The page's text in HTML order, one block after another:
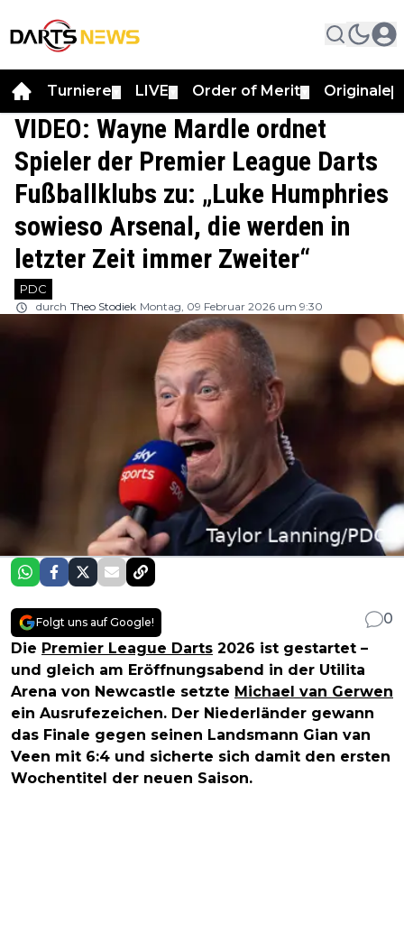
Turniere LIVE Order of Merit Originale
VIDEO: Wayne Mardle ordnet
Spieler der Premier League Darts
Fußballklubs zu: „Luke Humphries
sowieso Arsenal, die werden in
letzter Zeit immer Zweiter“
PDC
durch Theo Stodiek Montag, 09 Februar 2026 um 9:30
Folgt uns auf Google!
0
Die Premier League Darts 2026 ist gestartet –
und gleich am Eröffnungsabend in der Utilita
Arena von Newcastle setzte Michael van Gerwen
ein Ausrufezeichen. Der Niederländer gewann
das Finale gegen seinen Landsmann Gian van
Veen mit 6:4 und sicherte sich damit den ersten
Wochentitel der neuen Saison.